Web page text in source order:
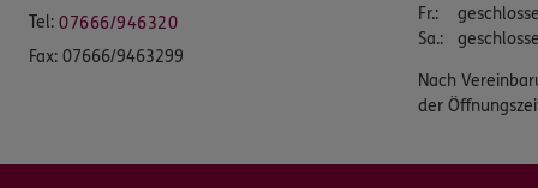
Tel: 07666/946320
Fax: 07666/9463299
Fr.:
Sa.:
Nach
der